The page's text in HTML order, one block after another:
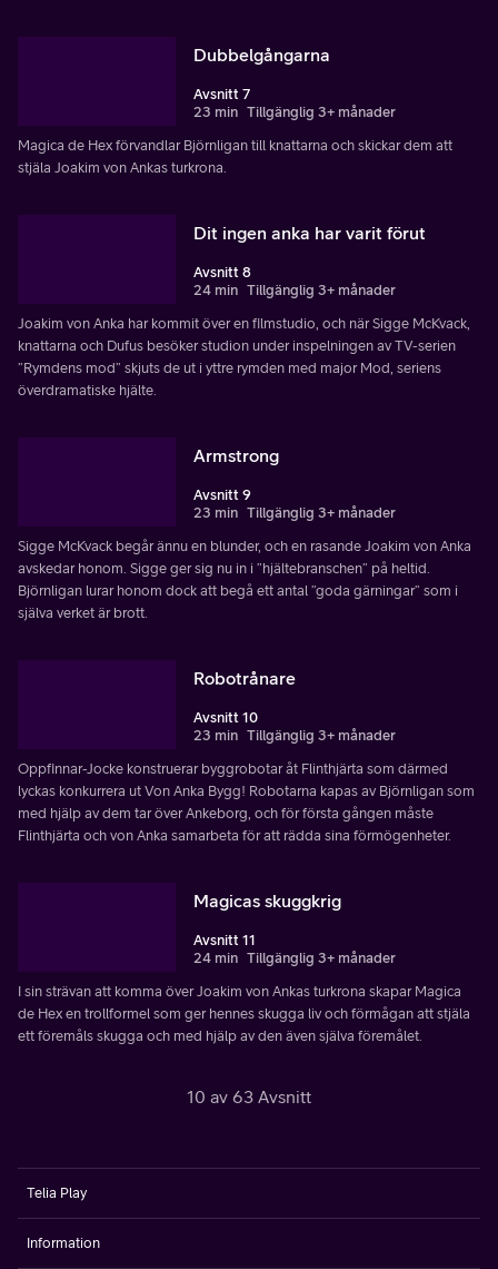
Dubbelgångarna
Avsnitt 7
23 min Tillgänglig 3+ månader
Magica de Hex förvandlar Björnligan till knattarna och skickar dem att
stjäla Joakim von Ankas turkrona.
Dit ingen anka har varit förut
Avsnitt 8
24 min Tillgänglig 3+ månader
Joakim von Anka har kommit över en filmstudio, och när Sigge McKvack,
knattarna och Dufus besöker studion under inspelningen av TV-serien
”Rymdens mod” skjuts de ut i yttre rymden med major Mod, seriens
överdramatiske hjälte.
Armstrong
Avsnitt 9
23 min Tillgänglig 3+ månader
Sigge McKvack begår ännu en blunder, och en rasande Joakim von Anka
avskedar honom. Sigge ger sig nu in i ”hjältebranschen” på heltid.
Björnligan lurar honom dock att begå ett antal ”goda gärningar” som i
själva verket är brott.
Robotrånare
Avsnitt 10
23 min Tillgänglig 3+ månader
Oppfinnar-Jocke konstruerar byggrobotar åt Flinthjärta som därmed
lyckas konkurrera ut Von Anka Bygg! Robotarna kapas av Björnligan som
med hjälp av dem tar över Ankeborg, och för första gången måste
Flinthjärta och von Anka samarbeta för att rädda sina förmögenheter.
Magicas skuggkrig
Avsnitt 11
24 min Tillgänglig 3+ månader
I sin strävan att komma över Joakim von Ankas turkrona skapar Magica
de Hex en trollformel som ger hennes skugga liv och förmågan att stjäla
ett föremåls skugga och med hjälp av den även själva föremålet.
10 av 63 Avsnitt
Telia Play
Information